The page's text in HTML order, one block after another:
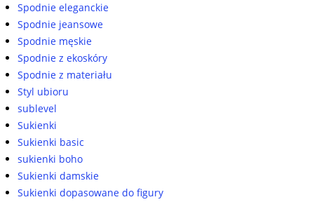
Spodnie eleganckie
Spodnie jeansowe
Spodnie męskie
Spodnie z ekoskóry
Spodnie z materiału
Styl ubioru
sublevel
Sukienki
Sukienki basic
sukienki boho
Sukienki damskie
Sukienki dopasowane do figury